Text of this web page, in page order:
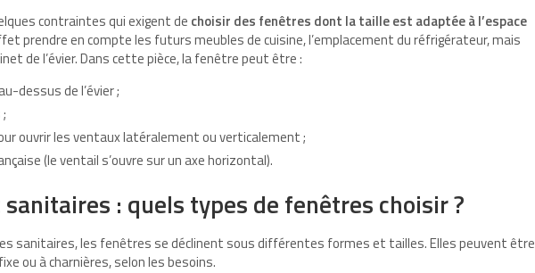
contraintes qui exigent de choisir des fenêtres dont la taille est adaptée à l’espace
prendre en compte les futurs meubles de cuisine, l’emplacement du réfrigérateur, mais
de l’évier. Dans cette pièce, la fenêtre peut être :
dessus de l’évier ;
;
ouvrir les ventaux latéralement ou verticalement ;
(le ventail s’ouvre sur un axe horizontal).
: quels types de fenêtres choisir ?
sanitaires, les fenêtres se déclinent sous différentes formes et tailles. Elles peuvent être
ou à charnières, selon les besoins.